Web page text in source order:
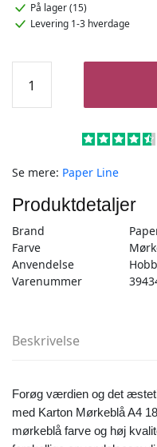
På lager (15)
Levering 1-3 hverdage
Mørkeblå
A4
antal
Se mere: Paper Line
Produktdetaljer
Brand
Farve
Anvendelse
Varenummer
Beskrivelse
Forøg værdien og det
med Karton Mørkeblå A4
mørkeblå farve og høj